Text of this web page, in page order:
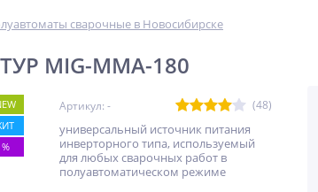
сварочные в Новосибирске
MIG-MMA-180
%
Артикул: - (48)
универсальный источник питания
инверторного типа, используемый
для любых сварочных работ в
полуавтоматическом режиме